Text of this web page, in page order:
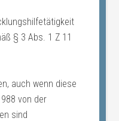
§ 3 Abs. 1 Z 11
auch wenn diese
von der
sind